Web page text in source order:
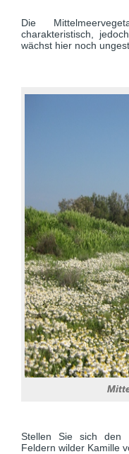
Die
charakteristisch,
wächst hier noch
Stellen Sie sich den
Feldern wilder Kamille